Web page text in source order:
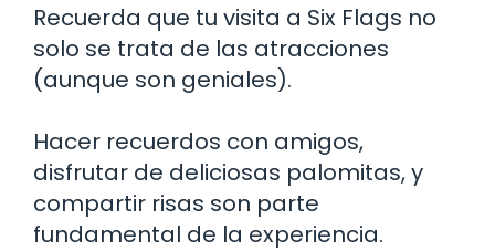
Recuerda que tu visita a Six Flags no
solo se trata de las atracciones
(aunque son geniales).
Hacer recuerdos con amigos,
disfrutar de deliciosas palomitas, y
compartir risas son parte
fundamental de la experiencia.